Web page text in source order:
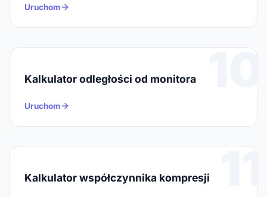
Uruchom
10
Kalkulator odległości od monitora
Uruchom
11
Kalkulator współczynnika kompresji